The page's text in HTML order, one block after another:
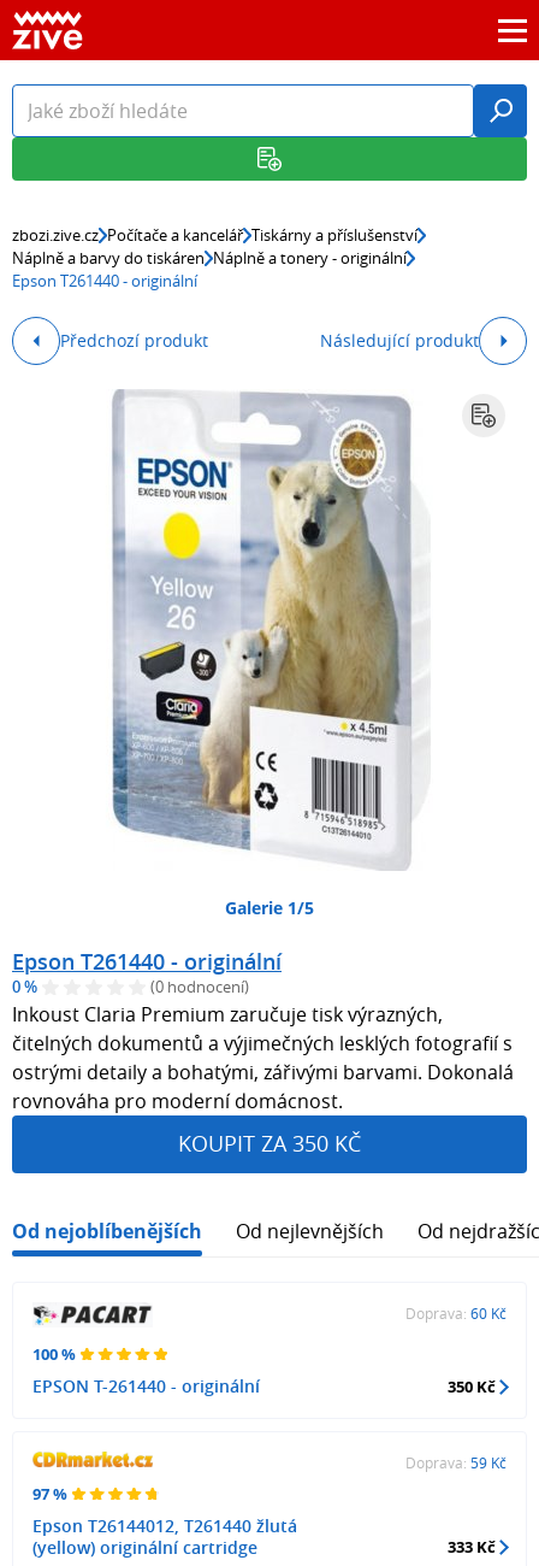
zbozi.zive.cz Počítače a kancelář Tiskárny a příslušenství
Náplně a barvy do tiskáren Náplně a tonery - originální
Epson T261440 - originální
Předchozí produkt Následující produkt
Galerie 1/5
Epson T261440 - originální
0 % (0 hodnocení)
Inkoust Claria Premium zaručuje tisk výrazných,
čitelných dokumentů a výjimečných lesklých fotografií s
ostrými detaily a bohatými, zářivými barvami. Dokonalá
rovnováha pro moderní domácnost.
KOUPIT ZA 350 KČ
Od nejoblíbenějších Od nejlevnějších Od
100 %
EPSON T-261440 - originální
Doprava: 60 Kč
350 Kč
97 %
Epson T26144012, T261440 žlutá
(yellow) originální cartridge
Doprava: 59 Kč
333 Kč